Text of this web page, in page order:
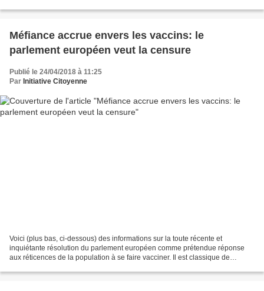
Méfiance accrue envers les vaccins: le
parlement européen veut la censure
Publié le 24/04/2018 à 11:25
Par Initiative Citoyenne
Voici (plus bas, ci-dessous) des informations sur la toute récente et
inquiétante résolution du parlement européen comme prétendue réponse
aux réticences de la population à se faire vacciner. Il est classique de